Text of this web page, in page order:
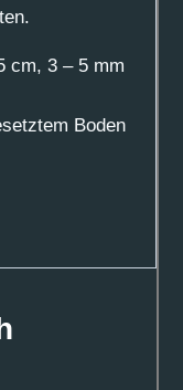
cm, 3 – 5 mm
Boden